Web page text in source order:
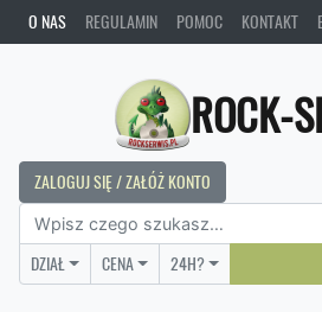
O NAS REGULAMIN POMOC KONTAKT
ROCK-
ZALOGUJ SIĘ / ZAŁÓŻ KONTO
DZIAŁ CENA 24H?